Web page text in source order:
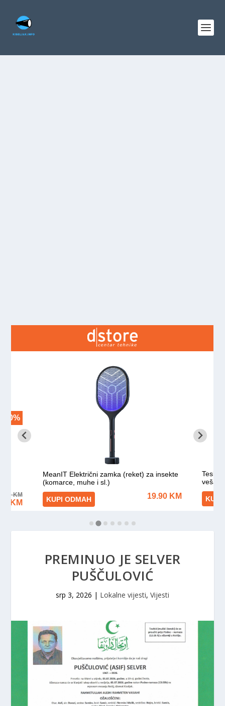
PREMINUO JE SELVER
PUŠČULOVIĆ
srp 3, 2026 | Lokalne vijesti, Vijesti